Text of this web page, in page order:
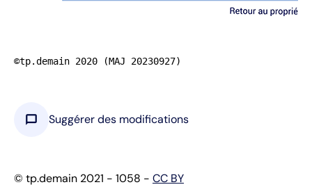
©tp.demain 2020 (MAJ 20230927)
chat_bubble Suggérer des modifications
© tp.demain 2021 - 1058 - CC BY